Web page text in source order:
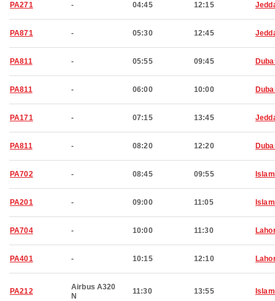
PA271 - 04:45 12:15
PA871 - 05:30 12:45
PA811 - 05:55 09:45
PA811 - 06:00 10:00
PA171 - 07:15 13:45
PA811 - 08:20 12:20
PA702 - 08:45 09:55
PA201 - 09:00 11:05
PA704 - 10:00 11:30
PA401 - 10:15 12:10
PA212
Airbus A320
N
11:30 13:55